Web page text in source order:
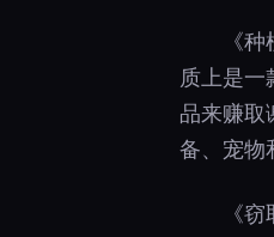
《
质上是一
品来赚取
备、宠物
《